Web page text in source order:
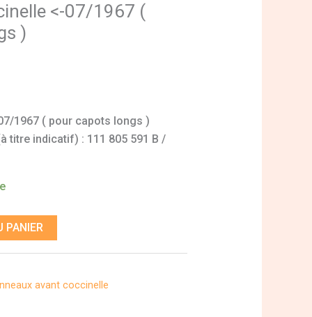
<-07/1967 (
)
1967 ( pour capots longs )
titre indicatif) : 111 805 591 B /
PANIER
avant coccinelle